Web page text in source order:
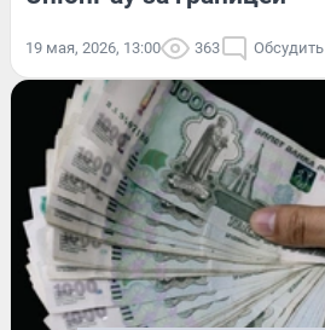
19 мая, 2026, 13:00 363 Обсудить